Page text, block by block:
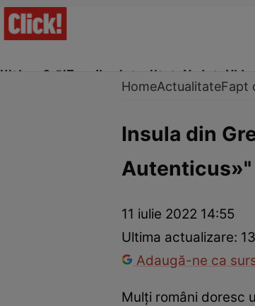
Ultima Oră!Trending Actualitate Vedete Video
InternaționalFapt divers
HomeActualitateFapt
Insula din
Autenticus»"
11 iulie 2022 14:55
Ultima actualizare:
Adaugă-ne ca
Mulți români doresc